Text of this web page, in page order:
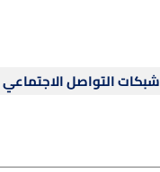
شبكات التواصل الاجتماعي